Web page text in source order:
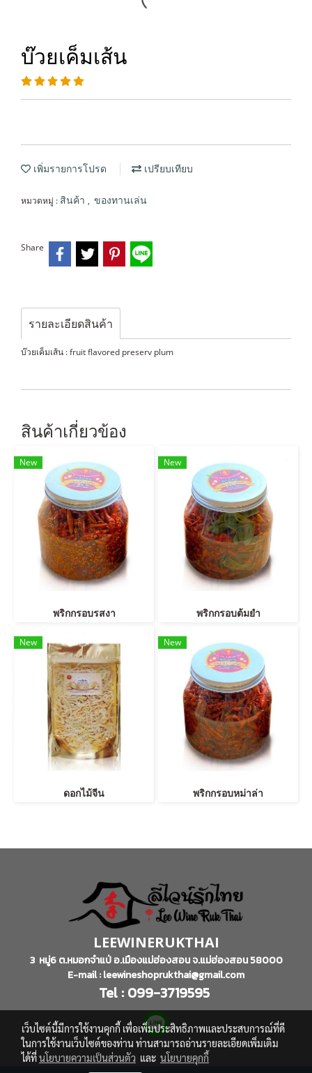
บ๊วยเค็มเส้น
เพิ่มรายการโปรด เปรียบเทียบ
หมวดหมู่ : สินค้า , ของทานเล่น
Share
รายละเอียดสินค้า
บ๊วยเค็มเส้น : fruit flavored preserv plum
สินค้าเกี่ยวข้อง
New
พริกกรอบรสงา
New
พริกกรอบต้มยำ
New
ดอกไม้จีน
New
พริกกรอบหม่าล่า
LEEWINERUKTHAI
3 หมู่6 ต.หมอกจำแป่ อ.เมืองแม่ฮ่องสอน จ.แม่ฮ่องสอน 58000
E-mail : leewineshoprukthai@gmail.com
Tel : 099-3719595
เว็บไซต์นี้มีการใช้งานคุกกี้ เพื่อเพิ่มประสิทธิภาพและประสบการณ์ที่ดี
ในการใช้งานเว็บไซต์ของท่าน ท่านสามารถอ่านรายละเอียดเพิ่มเติม
ได้ที่นโยบายความเป็นส่วนตัว และ นโยบายคุกกี้